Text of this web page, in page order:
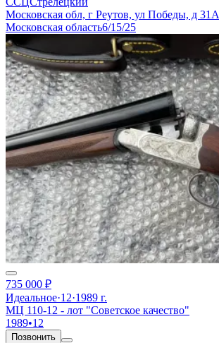
Московская обл, г Реутов, ул Победы, д 31А
Московская область6/15/25
735 000 ₽
Идеальное·12·1989 г.
МЦ 110-12 - лот "Советское качество"
1989•12
Позвонить